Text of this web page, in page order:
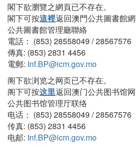
閣下欲瀏覽之網頁已不存在。
閣下可按這裡返回澳門公共圖書館
公共圖書館管理廳聯絡
電話： (853) 28558049 / 28567576
傳真: (853) 2831 4456
電郵: Inf.BP@icm.gov.mo
阁下欲浏览之网页已不存在。
阁下可按这里返回澳门公共图书馆
公共图书馆管理厅联络
电话： (853) 28558049 / 28567576
传真: (853) 2831 4456
电邮: Inf.BP@icm.gov.mo